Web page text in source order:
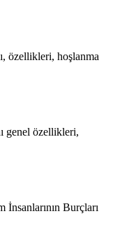
özellikleri, hoşlanma
genel özellikleri,
Burçları